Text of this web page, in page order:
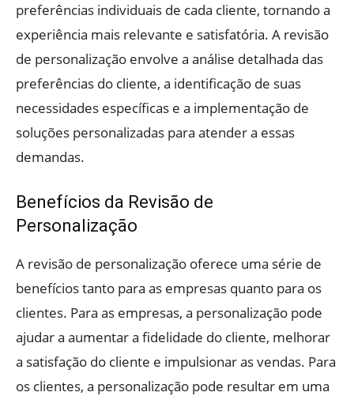
preferências individuais de cada cliente, tornando a
experiência mais relevante e satisfatória. A revisão
de personalização envolve a análise detalhada das
preferências do cliente, a identificação de suas
necessidades específicas e a implementação de
soluções personalizadas para atender a essas
demandas.
Benefícios da Revisão de
Personalização
A revisão de personalização oferece uma série de
benefícios tanto para as empresas quanto para os
clientes. Para as empresas, a personalização pode
ajudar a aumentar a fidelidade do cliente, melhorar
a satisfação do cliente e impulsionar as vendas. Para
os clientes, a personalização pode resultar em uma